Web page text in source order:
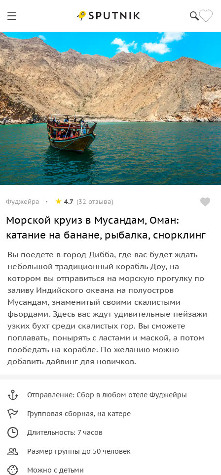
Фуджейра 4.7 (32 отзыва)
Морской круиз в Мусандам, Оман:
катание на банане, рыбалка, снорклинг
Вы поедете в город Дибба, где вас будет ждать
небольшой традиционный корабль Доу, на
котором вы отправиться на морскую прогулку по
заливу Индийского океана на полуостров
Мусандам, знаменитый своими скалистыми
фьордами. Здесь вас ждут удивительные пейзажи
узких бухт среди скалистых гор. Вы сможете
поплавать, понырять с ластами и маской, а потом
пообедать на корабле. По желанию можно
добавить дайвинг для новичков.
Отправление: Сбор в любом отеле Фуджейры
Групповая сборная, на катере
Длительность: 7 часов
Размер группы до 50 человек
Можно с детьми